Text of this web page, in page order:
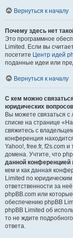
Вернуться к началу
Почему здесь нет
Это программное
Limited. Если вы
посетите Центр идей
поданные идеи или
Вернуться к началу
С кем можно
юридических
Вы можете связаться
списке на странице
свяжитесь с
конференция
Yahoo!, free.fr, f2s.com и
домена. Учтите, что
данной конференцией
кем и как данная
Limited по
ответственности за
phpBB.com или
обеспечению phpBB
phpBB Limited об
то не ждите
ответа.